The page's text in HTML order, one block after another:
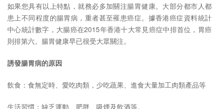
如果您具有以上特點，就務必多加關注腸胃健康。大部分都市人都
患上不同程度的腸胃病，重者甚至罹患癌症。據香港癌症資料統計
中心統計數字，大腸癌在2015年香港十大常見癌症中排首位，胃癌
則排第六。腸胃健康早已很受大眾關注。
誘發腸胃病的原因
飲食：食無定時、愛吃肉類，少吃蔬果、進食大量加工肉類產品等
生活習慣：缺乏運動、肥胖、吸煙及飲酒等。